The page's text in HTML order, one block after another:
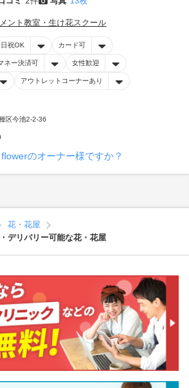
ント教室・生け花スクール
日祝OK カード可
ネー決済可 女性歓迎
アウトレットコーナーあり
区今池2-2-36
のオーナー様ですか？
花・花屋
デリバリー可能な花・花屋